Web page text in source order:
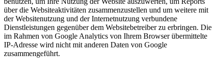
über die Websiteaktivitäten zusammenzustellen und um weitere mit
der Websitenutzung und der Internetnutzung verbundene
Dienstleistungen gegenüber dem Websitebetreiber zu erbringen. Die
im Rahmen von Google Analytics von Ihrem Browser übermittelte
IP-Adresse wird nicht mit anderen Daten von Google
zusammengeführt.